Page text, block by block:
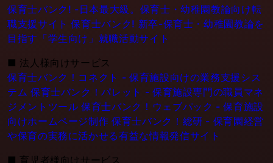
保育士バンク! -日本最大級。保育士・幼稚園教論向け転
職支援サイト 保育士バンク! 新卒-保育士・幼稚園教論を
目指す「学生向け」就職活動サイト
■ 法人様向けサービス
保育士バンク！コネクト - 保育施設向けの業務支援シス
テム 保育士バンク！パレット - 保育施設専門の職員マネ
ジメントツール 保育士バンク！ウェブパック - 保育施設
向けホームページ制作 保育士バンク！総研 - 保育園経営
や保育の実務に活かせる有益な情報発信サイト
■ 育児者様向けサービス